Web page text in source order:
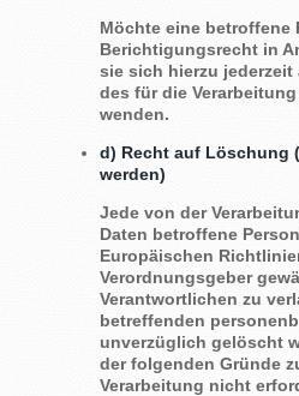
Möchte eine betroffene
Berichtigungsrecht in
sie sich hierzu jederzeit
des für die
wenden.
d) Recht auf Löschung
werden)
Jede von der
Daten betroffene
Europäischen
Verordnungsgeber
Verantwortlichen zu
betreffenden
unverzüglich gelöscht
der folgenden Gründe
Verarbeitung nicht